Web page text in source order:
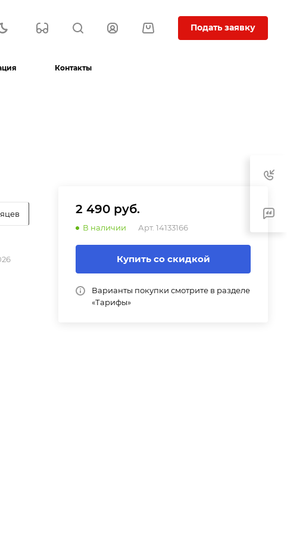
Подать заявку
Контакты
2 490 руб.
В наличии Арт. 14133166
Купить со скидкой
Варианты покупки смотрите в разделе
«Тарифы»